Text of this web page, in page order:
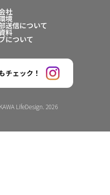
社
境
送信について
料
について
チェック！
LifeDesign. 2026